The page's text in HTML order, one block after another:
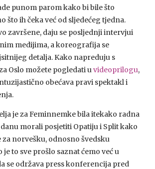
punom parom kako bi bile što
što ih čeka već od sljedećeg tjedna.
završene, daju se posljednji intervjui
medijima, a koreografija se
detalja. Kako napreduju s
Oslo možete pogledati uvideoprilogu,
obećava pravi spektakl i
je za Feminnemke bila itekako radna
morali posjetiti Opatiju i Split kako
norvešku, odnosno švedsku
je to sve prošlo saznat ćemo već u
se održava press konferencija pred